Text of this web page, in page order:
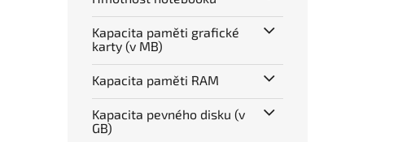
Kapacita paměti grafické
karty (v MB)
Kapacita paměti RAM
Kapacita pevného disku (v
GB)